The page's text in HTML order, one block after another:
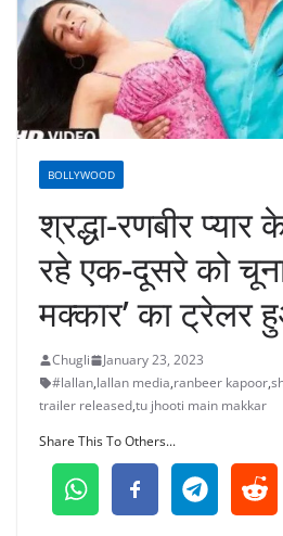
BOLLYWOOD
श्रद्धा-रणबीर प्यार
रहे एक-दूसरे को
मक्कार’ का ट्रेलर
Chugli
January 23, 2023
#lallan,lallan media,ranbeer kapoor,
trailer released,tu jhooti main makkar
Share This To Others...